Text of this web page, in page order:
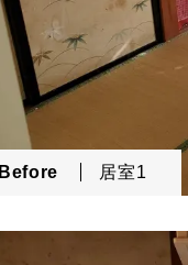
Before 居室1